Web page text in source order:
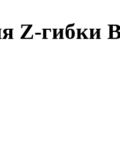
Z-гибки